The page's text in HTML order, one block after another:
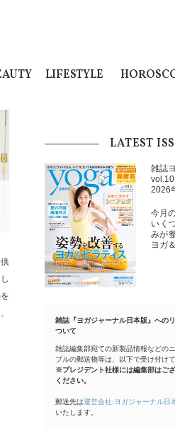
LIFESTYLE
LATEST
雑誌
2026
今月
いく
みが
ヨガ
雑誌『ヨガジャーナル日本版』への
ついて
雑誌編集部宛ての新製品情報などの
プルの郵送物等は、以下で受け付けて
※プレジデント社様には編集部はご
ください。
郵送先は運営会社:ヨガジャーナル日
いたします。